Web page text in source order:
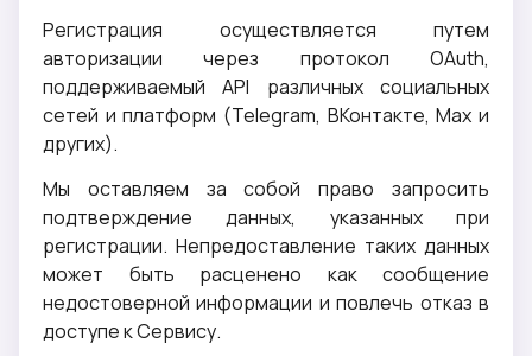
Регистрация осуществляется путем
авторизации через протокол OAuth,
поддерживаемый API различных социальных
сетей и платформ (Telegram, ВКонтакте, Max и
других).
Мы оставляем за собой право запросить
подтверждение данных, указанных при
регистрации. Непредоставление таких данных
может быть расценено как сообщение
недостоверной информации и повлечь отказ в
доступе к Сервису.